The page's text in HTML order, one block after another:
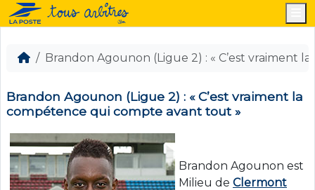
Brandon Agounon (Ligue 2) : « C’est vraiment
Brandon Agounon (Ligue 2) : « C’est vraiment la
compétence qui compte avant tout »
Brandon Agounon est
Milieu de Clermont